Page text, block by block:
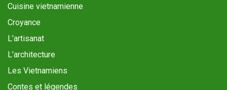
Cuisine vietnamienne
Croyance
L’artisanat
L’architecture
Les Vietnamiens
Contes et légendes